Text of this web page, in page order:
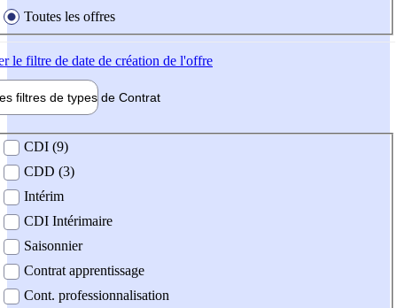
Toutes les offres
le filtre de date de création de l'offre
filtres de types de Contrat
contrat
CDI (9)
CDD (3)
Intérim
CDI Intérimaire
Saisonnier
Contrat apprentissage
Cont. professionnalisation